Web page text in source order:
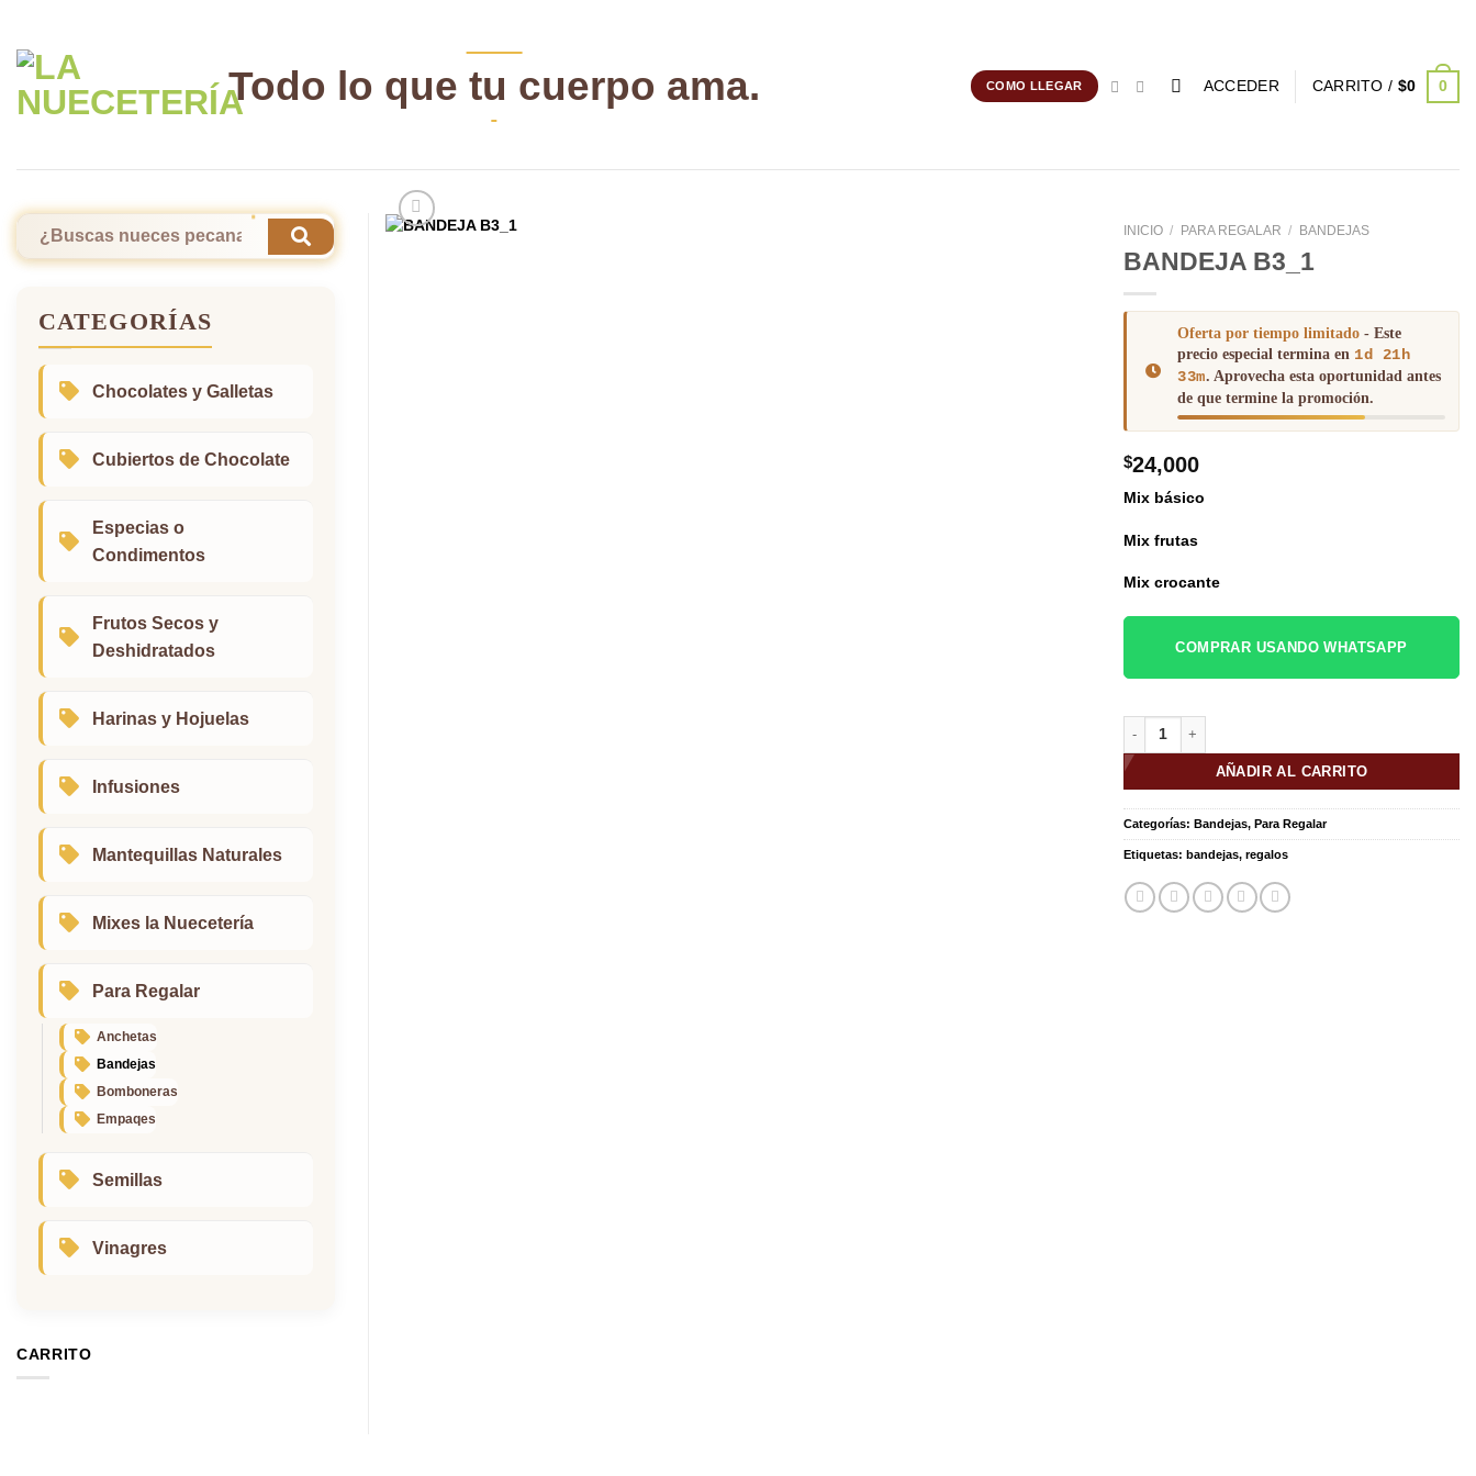
content
Todo lo que tu cuerpo ama. COMO LLEGAR ACCEDER CARRITO / $0 0
INICIO / PARA REGALAR / BANDEJAS
BANDEJA B3_1
Oferta por tiempo limitado - Este
precio especial termina en 1d 21h
33m. Aprovecha esta oportunidad antes
de que termine la promoción.
$24,000
Mix básico
Mix frutas
Mix crocante
COMPRAR USANDO WHATSAPP
AÑADIR AL CARRITO
Categorías: Bandejas, Para Regalar
Etiquetas: bandejas, regalos
por:
CATEGORÍAS
Chocolates y Galletas
Cubiertos de Chocolate
Especias o
Condimentos
Frutos Secos y
Deshidratados
Harinas y Hojuelas
Infusiones
Mantequillas Naturales
Mixes la Nuecetería
Para Regalar
Anchetas
Bandejas
Bomboneras
Empaqes
Semillas
Vinagres
CARRITO